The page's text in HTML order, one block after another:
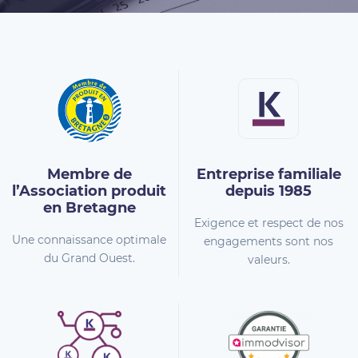
Membre de
l’Association produit
en Bretagne
Une connaissance optimale
du Grand Ouest.
Entreprise familiale
depuis 1985
Exigence et respect de nos
engagements sont nos
valeurs.